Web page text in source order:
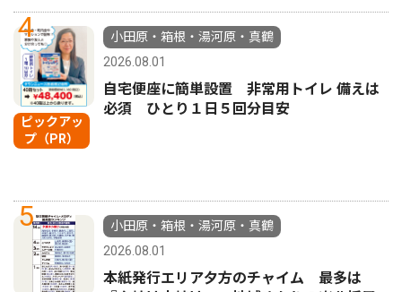
4
ピックアッ
プ（PR）
小田原・箱根・湯河原・真鶴
2026.08.01
自宅便座に簡単設置 非常用トイレ 備えは
必須 ひとり１日５回分目安
5
小田原・箱根・湯河原・真鶴
2026.08.01
本紙発行エリア夕方のチャイム 最多は